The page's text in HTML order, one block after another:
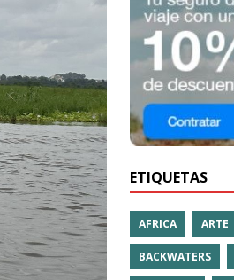
ETIQUETAS
AFRICA ARTE
BACKWATERS